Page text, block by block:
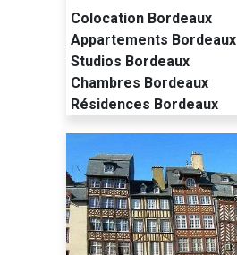
Colocation Bordeaux
Appartements Bordeaux
Studios Bordeaux
Chambres Bordeaux
Résidences Bordeaux